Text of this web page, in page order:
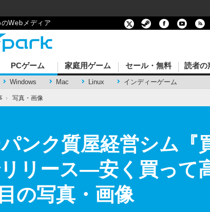
Webメディア
PCゲーム
Windows Mac Linux インディーゲーム
家庭用ゲーム セール・無料 読者の
› 写真・画像
ンク質屋経営シム『
リース―安く買って
の写真・画像